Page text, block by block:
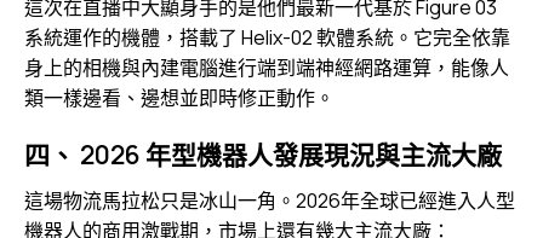
這次在直播中大顯身手的是他們最新一代基於 Figure 03
系統運作的機體，搭載了 Helix-02 軟體系統。它完全依靠
身上的相機與內建電腦進行端到端神經網路運算，能像人
類一樣邊看、邊想並即時修正動作。
四、 2026 年型機器人發展現況與主流大廠
這場物流馬拉松只是冰山一角。2026年全球已經進入人型
機器人的商用激戰期，市場上還有幾大主流大廠：